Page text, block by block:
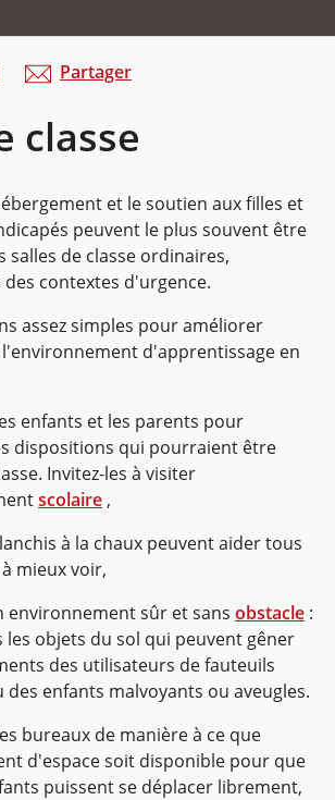
classe
Partager
et le soutien aux filles et
peuvent le plus souvent être
salles de classe ordinaires,
contextes d'urgence.
assez simples pour améliorer
d'apprentissage en
enfants et les parents pour
dispositions qui pourraient être
Invitez-les à visiter
scolaire ,
à la chaux peuvent aider tous
mieux voir,
environnement sûr et sans obstacle :
les objets du sol qui peuvent gêner
des utilisateurs de fauteuils
enfants malvoyants ou aveugles.
bureaux de manière à ce que
d'espace soit disponible pour que
puissent se déplacer librement,